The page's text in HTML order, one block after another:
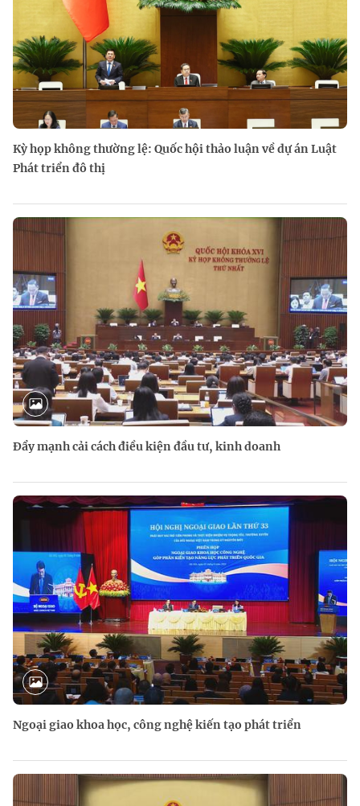
Kỳ họp không thường lệ: Quốc hội thảo luận về dự án Luật
Phát triển đô thị
Đẩy mạnh cải cách điều kiện đầu tư, kinh doanh
Ngoại giao khoa học, công nghệ kiến tạo phát triển